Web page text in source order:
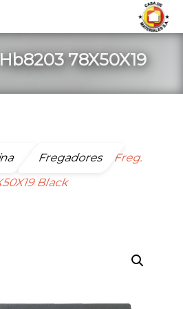
78X50X19
Fregadores
Freg.
Black